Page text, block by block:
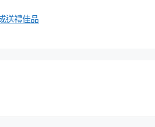
送禮佳品